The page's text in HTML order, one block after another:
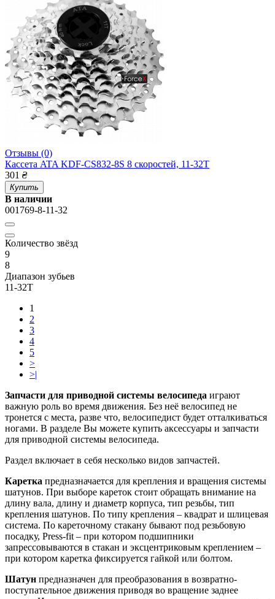
Отзывы (0)
Кассета ATA KDF-CS832-8S 8 скоростей, 11-32T
301 ₴
Купить
В наличии
001769-8-11-32
Количество звёзд
9
8
Диапазон зубьев
11-32Т
1
2
3
4
5
>
>|
Запчасти для приводной системы велосипеда играют
важную роль во время движения. Без неё велосипед не
тронется с места, разве что, велосипедист будет отталкиваться
ногами. В разделе Вы можете купить аксессуары и запчасти
для приводной системы велосипеда.
Раздел включает в себя несколько видов запчастей.
Каретка предназначается для крепления и вращения системы
шатунов. При выборе кареток стоит обращать внимание на
длину вала, длину и диаметр корпуса, тип резьбы, тип
крепления шатунов. По типу крепления – квадрат и шлицевая
система. По кареточному стакану бывают под резьбовую
посадку, Press-fit – при котором подшипники
запрессовываются в стакан и эксцентриковым креплением –
при котором каретка фиксируется гайкой или болтом.
Шатун предназначен для преобразования в возвратно-
поступательное движения приводя во вращение заднее